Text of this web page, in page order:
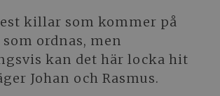
killar som kommer på
ordnas, men
kan det här locka hit
Johan och Rasmus.